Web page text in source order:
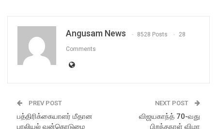
Angusam News 8528 Posts 28
Comments
PREV POST
பத்திரிக்கையாளர் மீதான
பாலியல் வன்கொடுமை
NEXT POST
விஜயகாந்த் 70-வது
பிறந்தநாள் விழா